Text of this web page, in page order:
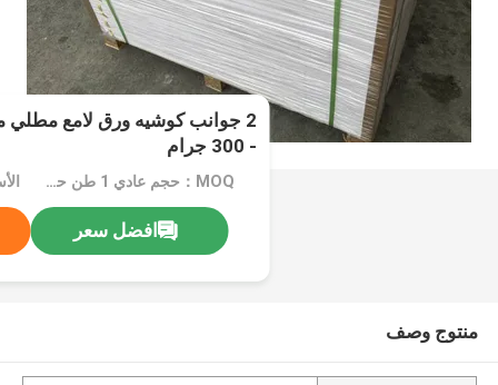
- 300 جرام
MOQ：حجم عادي 1 طن حجم خاص 5 طن
افضل سعر
منتوج وصف